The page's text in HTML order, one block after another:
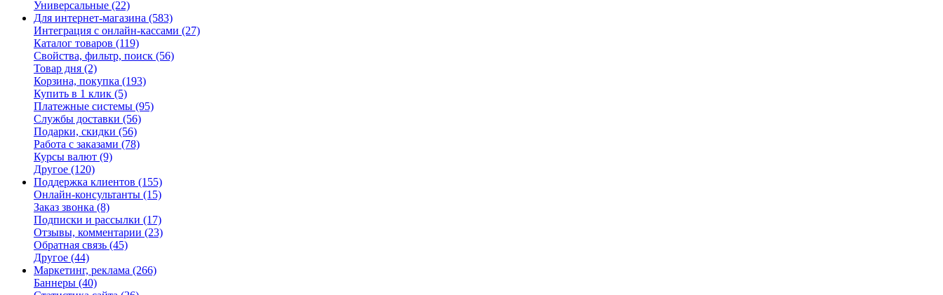
Универсальные (22)
Для интернет-магазина (583)
Интеграция с онлайн-кассами (27)
Каталог товаров (119)
Свойства, фильтр, поиск (56)
Товар дня (2)
Корзина, покупка (193)
Купить в 1 клик (5)
Платежные системы (95)
Службы доставки (56)
Подарки, скидки (56)
Работа с заказами (78)
Курсы валют (9)
Другое (120)
Поддержка клиентов (155)
Онлайн-консультанты (15)
Заказ звонка (8)
Подписки и рассылки (17)
Отзывы, комментарии (23)
Обратная связь (45)
Другое (44)
Маркетинг, реклама (266)
Баннеры (40)